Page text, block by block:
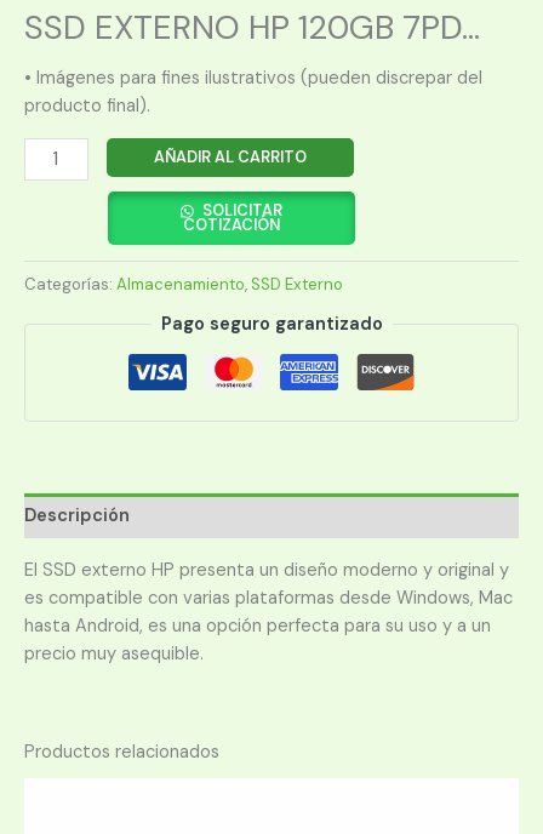
SSD EXTERNO HP 120GB 7PD...
• Imágenes para fines ilustrativos (pueden discrepar del
producto final).
SSD
EXTERNO
7PD46AA
ABC
AÑADIR AL CARRITO
SOLICITAR
COTIZACIÓN
Categorías: Almacenamiento, SSD Externo
Pago seguro garantizado
Descripción
El SSD externo HP presenta un diseño moderno y original y
es compatible con varias plataformas desde Windows, Mac
hasta Android, es una opción perfecta para su uso y a un
precio muy asequible.
Productos relacionados